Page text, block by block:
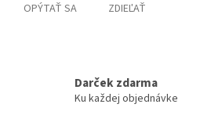
OPÝTAŤ SA ZDIEĽAŤ
Darček zdarma
Ku každej objednávke